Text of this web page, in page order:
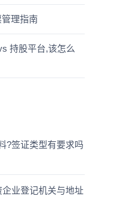
理指南
持股平台,该怎么
?签证类型有要求吗
业登记机关与地址